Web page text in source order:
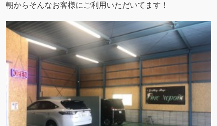
朝からそんなお客様にご利用いただいてます！